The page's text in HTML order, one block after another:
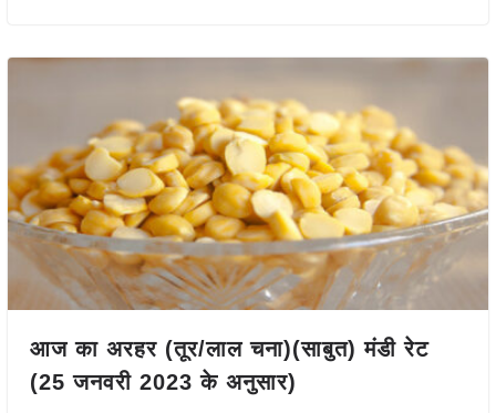
आज का अरहर (तूर/लाल चना)(साबुत) मंडी रेट
(25 जनवरी 2023 के अनुसार)